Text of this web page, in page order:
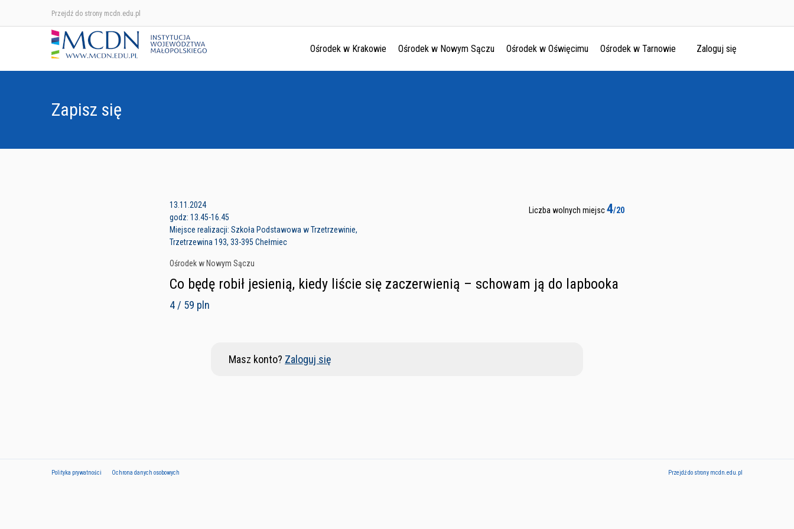
Przejdź do strony mcdn.edu.pl
Ośrodek w Krakowie Ośrodek w Nowym Sączu Ośrodek w Oświęcimu Ośrodek w Tarnowie Zaloguj się
Zapisz się
13.11.2024
godz: 13.45-16.45
Miejsce realizacji: Szkoła Podstawowa w Trzetrzewinie,
Trzetrzewina 193, 33-395 Chełmiec
Ośrodek w Nowym Sączu
Liczba wolnych miejsc4/20
Co będę robił jesienią, kiedy liście się zaczerwienią – schowam ją do lapbooka
4 / 59 pln
Masz konto? Zaloguj się
Polityka prywatności Ochrona danych osobowych Przejdź do strony mcdn.edu.pl
Ośrodek w Krakowie